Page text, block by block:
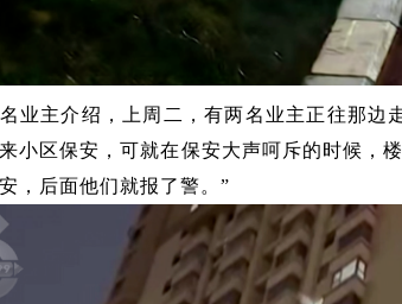
业主介绍，上周二，有两名业主正往那边
小区保安，可就在保安大声呵斥的时候，
，后面他们就报了警。”